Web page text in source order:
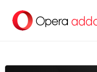
pangunahing